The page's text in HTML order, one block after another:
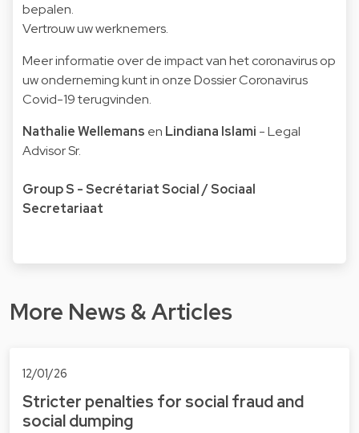
bepalen.
Vertrouw uw werknemers.
Meer informatie over de impact van het coronavirus op
uw onderneming kunt in onze Dossier Coronavirus
Covid-19 terugvinden.
Nathalie Wellemans en Lindiana Islami - Legal
Advisor Sr.
Group S - Secrétariat Social / Sociaal
Secretariaat
More News & Articles
12/01/26
Stricter penalties for social fraud and
social dumping